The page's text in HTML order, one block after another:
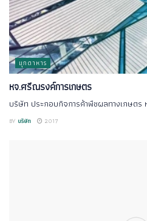
มุกดาหาร
หจ.ศรีณรงค์การเกษตร
บริษัท ประกอบกิจการค้าพืชผลทางเกษตร
BY บริษัท 2017